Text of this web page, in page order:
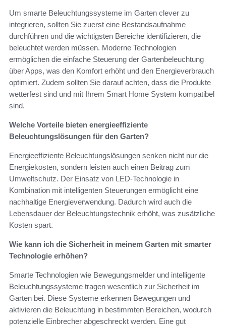
Um smarte Beleuchtungssysteme im Garten clever zu
integrieren, sollten Sie zuerst eine Bestandsaufnahme
durchführen und die wichtigsten Bereiche identifizieren, die
beleuchtet werden müssen. Moderne Technologien
ermöglichen die einfache Steuerung der Gartenbeleuchtung
über Apps, was den Komfort erhöht und den Energieverbrauch
optimiert. Zudem sollten Sie darauf achten, dass die Produkte
wetterfest sind und mit Ihrem Smart Home System kompatibel
sind.
Welche Vorteile bieten energieeffiziente
Beleuchtungslösungen für den Garten?
Energieeffiziente Beleuchtungslösungen senken nicht nur die
Energiekosten, sondern leisten auch einen Beitrag zum
Umweltschutz. Der Einsatz von LED-Technologie in
Kombination mit intelligenten Steuerungen ermöglicht eine
nachhaltige Energieverwendung. Dadurch wird auch die
Lebensdauer der Beleuchtungstechnik erhöht, was zusätzliche
Kosten spart.
Wie kann ich die Sicherheit in meinem Garten mit smarter
Technologie erhöhen?
Smarte Technologien wie Bewegungsmelder und intelligente
Beleuchtungssysteme tragen wesentlich zur Sicherheit im
Garten bei. Diese Systeme erkennen Bewegungen und
aktivieren die Beleuchtung in bestimmten Bereichen, wodurch
potenzielle Einbrecher abgeschreckt werden. Eine gut